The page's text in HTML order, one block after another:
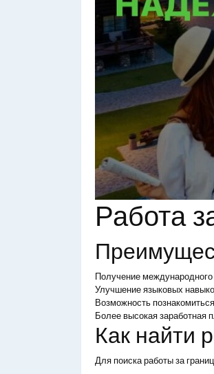
Работа
Получение
Улучшение языковых
Возможность
Более высокая заработная
Как найти
Для поиска работы за